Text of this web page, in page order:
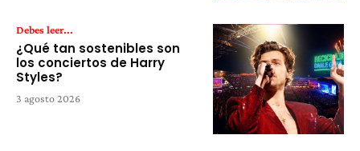
Debes leer...
¿Qué tan sostenibles son
los conciertos de Harry
Styles?
3 agosto 2026